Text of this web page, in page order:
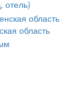
отель)
область